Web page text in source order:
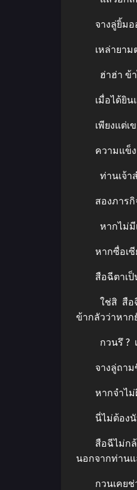
จางลู่ยิ้มออ
เหล่ายามต่
ฮ่าฮ่า ข้าไม่
เมื่อได้ยินแบ
เพียงแต่เขา
ความแข็งแ
ท่านเจ้าสำ
สองภารกิจ
หากไม่มีเรื่
หากซื่อเซีย
สือฉีตาเป็นป
ใช่สิ สือฉีนึก
ข้ากลัวว่าหาก
กวนรึ ? เท่
จางลู่ถามขึ้
หากจำไม่ผิ
นี่ไม่ต้องนับค
สือฉีไม่กล้า
นอกจากท่านแ
กวนเคยช่ว